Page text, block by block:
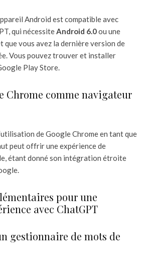
Android est compatible avec
qui nécessiteAndroid 6.0ou une
vous avez la dernière version de
Vous pouvez trouver et installer
Play Store.
Chrome comme navigateur
de Google Chrome en tant que
peut offrir une expérience de
étant donné son intégration étroite
pour une
avec ChatGPT
gestionnaire de mots de